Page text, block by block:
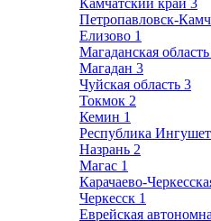
Камчатский край 3
Петропавловск-
Елизово 1
Магаданская область
Магадан 3
Чуйская область 3
Токмок 2
Кемин 1
Республика
Назрань 2
Магас 1
Карачаево-
Черкесск 1
Еврейская